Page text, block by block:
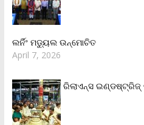
ଲର୍ନିଂ ମଡ୍ୟୁଲ ଉନ୍ମୋଚିତ
April 7, 2026
ରିଲାଏନ୍‌ସ ଇଣ୍ଡଷ୍ଟ୍ରିଜ୍